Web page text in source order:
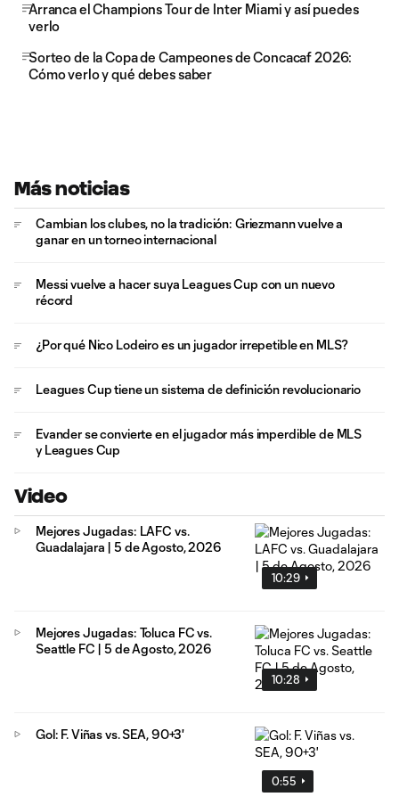
Arranca el Champions Tour de Inter Miami y así puedes
verlo
Sorteo de la Copa de Campeones de Concacaf 2026:
Cómo verlo y qué debes saber
Más noticias
Cambian los clubes, no la tradición: Griezmann vuelve a
ganar en un torneo internacional
Messi vuelve a hacer suya Leagues Cup con un nuevo
récord
¿Por qué Nico Lodeiro es un jugador irrepetible en MLS?
Leagues Cup tiene un sistema de definición revolucionario
Evander se convierte en el jugador más imperdible de MLS
y Leagues Cup
Video
10:29
Mejores Jugadas: LAFC vs.
Guadalajara | 5 de Agosto, 2026
10:28
Mejores Jugadas: Toluca FC vs.
Seattle FC | 5 de Agosto, 2026
0:55
Gol: F. Viñas vs. SEA, 90+3'